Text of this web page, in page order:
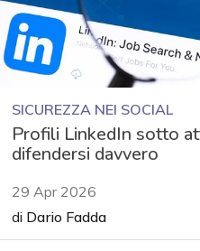
SICUREZZA NEI SOCIAL
Profili LinkedIn sotto
difendersi davvero
29 Apr 2026
di Dario Fadda